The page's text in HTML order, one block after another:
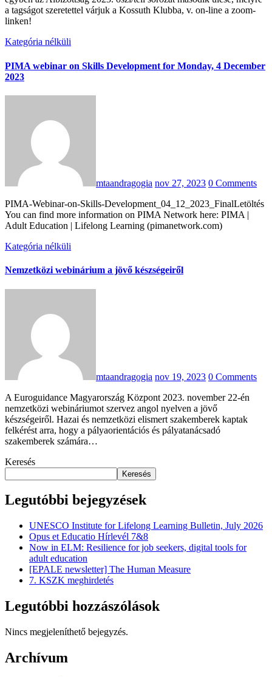
a tagságot szeretettel várjuk a Kossuth Klubba, v. on-line a zoom-
linken!
Kategória nélküli
PIMA webinar on Skills Development for Monday, 4 December
2023
mtaandragogia nov 27, 2023 0 Comments
PIMA-Webinar-on-Skills-Development_04_12_2023_FinalLetöltés
You can find more information on PIMA Network here: PIMA |
Adult Education | Lifelong Learning (pimanetwork.com)
Kategória nélküli
Nemzetközi webinárium a jövő készségeiről
mtaandragogia nov 19, 2023 0 Comments
A Euroguidance Magyarország Központ 2023. november 22-én
nemzetközi webináriumot szervez angol nyelven a jövő
készségeiről. Hazai és nemzetközi elismert szakemberek kaptak
felkérést arra, hogy a pályaorientációs és pályatanácsadó
szakemberek számára…
Keresés
Keresés
Legutóbbi bejegyzések
UNESCO Institute for Lifelong Learning Bulletin, July 2026
Opus et Educatio Hírlevél 7&8
Now in ELM: Resilience for job seekers, digital tools for
adult education
[EPALE newsletter] The Human Measure
7. KSZK meghirdetés
Legutóbbi hozzászólások
Nincs megjeleníthető bejegyzés.
Archívum